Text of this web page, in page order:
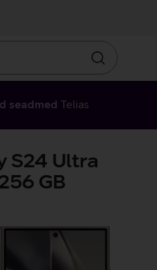
Otsin
seadmed Telias
S24 Ultra
GB